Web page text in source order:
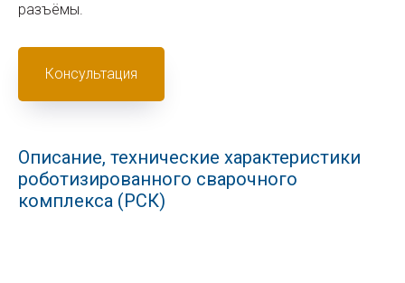
разъёмы.
Консультация
Описание, технические характеристики
роботизированного сварочного
комплекса (РСК)